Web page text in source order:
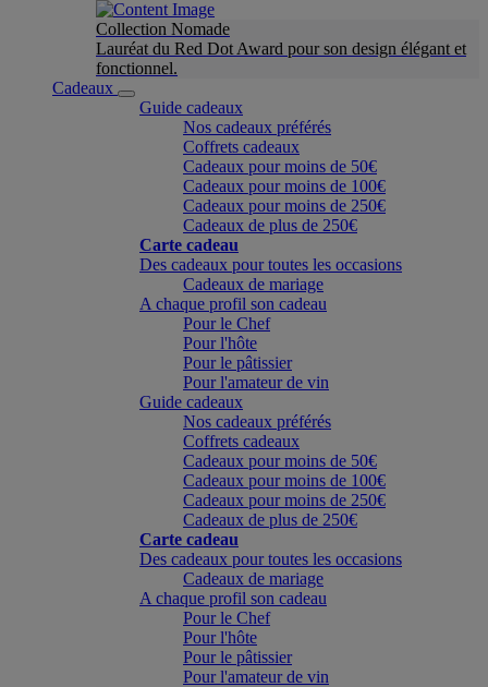
Collection Nomade
Lauréat du Red Dot Award pour son design élégant et
fonctionnel.
Cadeaux
Guide cadeaux
Nos cadeaux préférés
Coffrets cadeaux
Cadeaux pour moins de 50€
Cadeaux pour moins de 100€
Cadeaux pour moins de 250€
Cadeaux de plus de 250€
Carte cadeau
Des cadeaux pour toutes les occasions
Cadeaux de mariage
A chaque profil son cadeau
Pour le Chef
Pour l'hôte
Pour le pâtissier
Pour l'amateur de vin
Guide cadeaux
Nos cadeaux préférés
Coffrets cadeaux
Cadeaux pour moins de 50€
Cadeaux pour moins de 100€
Cadeaux pour moins de 250€
Cadeaux de plus de 250€
Carte cadeau
Des cadeaux pour toutes les occasions
Cadeaux de mariage
A chaque profil son cadeau
Pour le Chef
Pour l'hôte
Pour le pâtissier
Pour l'amateur de vin